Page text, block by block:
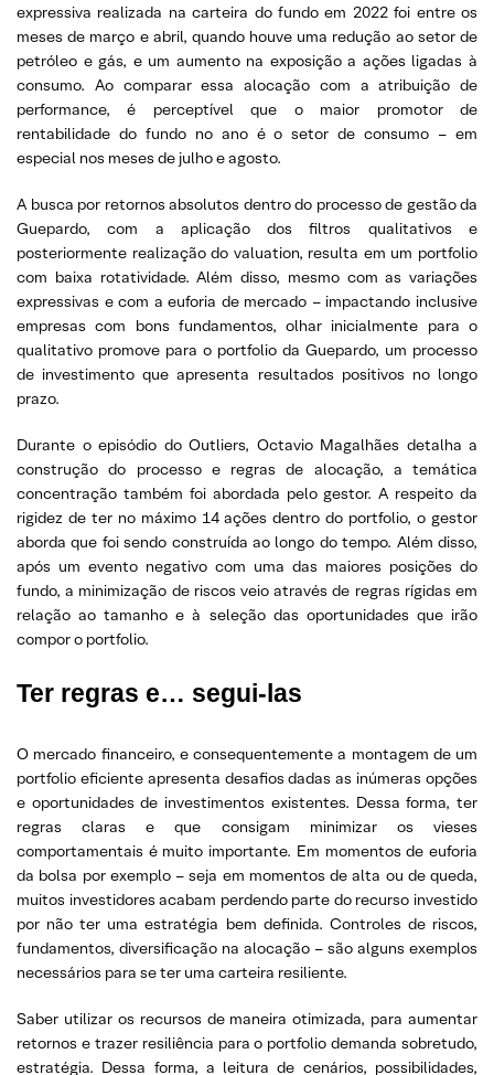
expressiva realizada na carteira do fundo em 2022 foi entre os
meses de março e abril, quando houve uma redução ao setor de
petróleo e gás, e um aumento na exposição a ações ligadas à
consumo. Ao comparar essa alocação com a atribuição de
performance, é perceptível que o maior promotor de
rentabilidade do fundo no ano é o setor de consumo – em
especial nos meses de julho e agosto.
A busca por retornos absolutos dentro do processo de gestão da
Guepardo, com a aplicação dos filtros qualitativos e
posteriormente realização do valuation, resulta em um portfolio
com baixa rotatividade. Além disso, mesmo com as variações
expressivas e com a euforia de mercado – impactando inclusive
empresas com bons fundamentos, olhar inicialmente para o
qualitativo promove para o portfolio da Guepardo, um processo
de investimento que apresenta resultados positivos no longo
prazo.
Durante o episódio do Outliers, Octavio Magalhães detalha a
construção do processo e regras de alocação, a temática
concentração também foi abordada pelo gestor. A respeito da
rigidez de ter no máximo 14 ações dentro do portfolio, o gestor
aborda que foi sendo construída ao longo do tempo. Além disso,
após um evento negativo com uma das maiores posições do
fundo, a minimização de riscos veio através de regras rígidas em
relação ao tamanho e à seleção das oportunidades que irão
compor o portfolio.
Ter regras e… segui-las
O mercado financeiro, e consequentemente a montagem de um
portfolio eficiente apresenta desafios dadas as inúmeras opções
e oportunidades de investimentos existentes. Dessa forma, ter
regras claras e que consigam minimizar os vieses
comportamentais é muito importante. Em momentos de euforia
da bolsa por exemplo – seja em momentos de alta ou de queda,
muitos investidores acabam perdendo parte do recurso investido
por não ter uma estratégia bem definida. Controles de riscos,
fundamentos, diversificação na alocação – são alguns exemplos
necessários para se ter uma carteira resiliente.
Saber utilizar os recursos de maneira otimizada, para aumentar
retornos e trazer resiliência para o portfolio demanda sobretudo,
estratégia. Dessa forma, a leitura de cenários, possibilidades,